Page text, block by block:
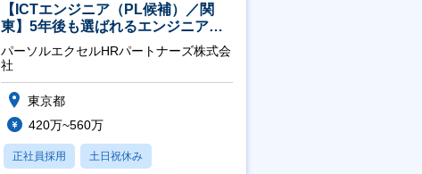
【ICTエンジニア（PL候補）／関
東】5年後も選ばれるエンジニアへ
／チーム運営・体制構築
パーソルエクセルHRパートナーズ株式会
社
東京都
420万~560万
正社員採用 土日祝休み